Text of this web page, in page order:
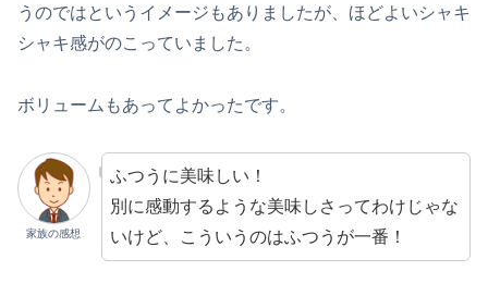
うのではというイメージもありましたが、ほどよいシャキ
シャキ感がのこっていました。
ボリュームもあってよかったです。
家族の感想
ふつうに美味しい！
別に感動するような美味しさってわけじゃな
いけど、こういうのはふつうが一番！